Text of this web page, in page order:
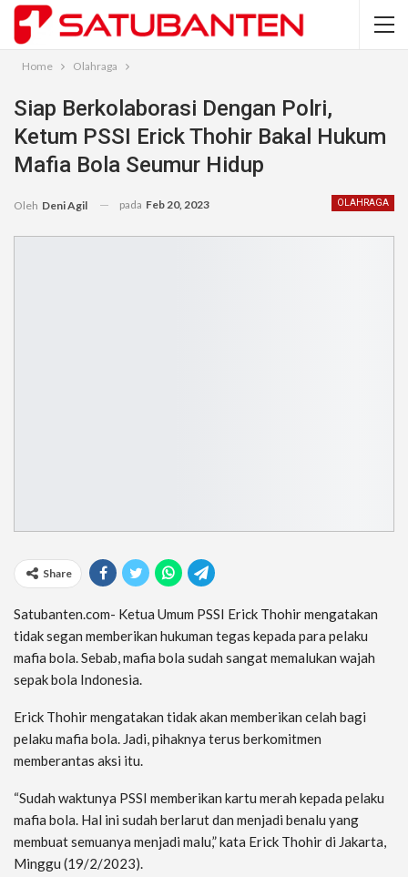
Home Olahraga
Siap Berkolaborasi Dengan Polri,
Ketum PSSI Erick Thohir Bakal Hukum
Mafia Bola Seumur Hidup
OLAHRAGA
Oleh Deni Agil pada Feb 20, 2023
Share
Satubanten.com- Ketua Umum PSSI Erick Thohir mengatakan
tidak segan memberikan hukuman tegas kepada para pelaku
mafia bola. Sebab, mafia bola sudah sangat memalukan wajah
sepak bola Indonesia.
Erick Thohir mengatakan tidak akan memberikan celah bagi
pelaku mafia bola. Jadi, pihaknya terus berkomitmen
memberantas aksi itu.
“Sudah waktunya PSSI memberikan kartu merah kepada pelaku
mafia bola. Hal ini sudah berlarut dan menjadi benalu yang
membuat semuanya menjadi malu,” kata Erick Thohir di Jakarta,
Minggu (19/2/2023).